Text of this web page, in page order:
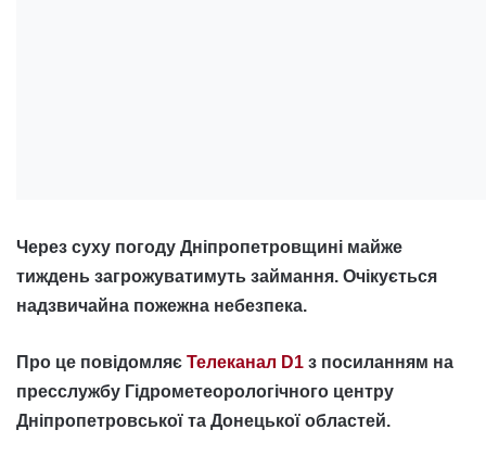
Через суху погоду Дніпропетровщині майже
тиждень загрожуватимуть займання. Очікується
надзвичайна пожежна небезпека.
Про це повідомляє Телеканал D1 з посиланням на
пресслужбу Гідрометеорологічного центру
Дніпропетровської та Донецької областей.